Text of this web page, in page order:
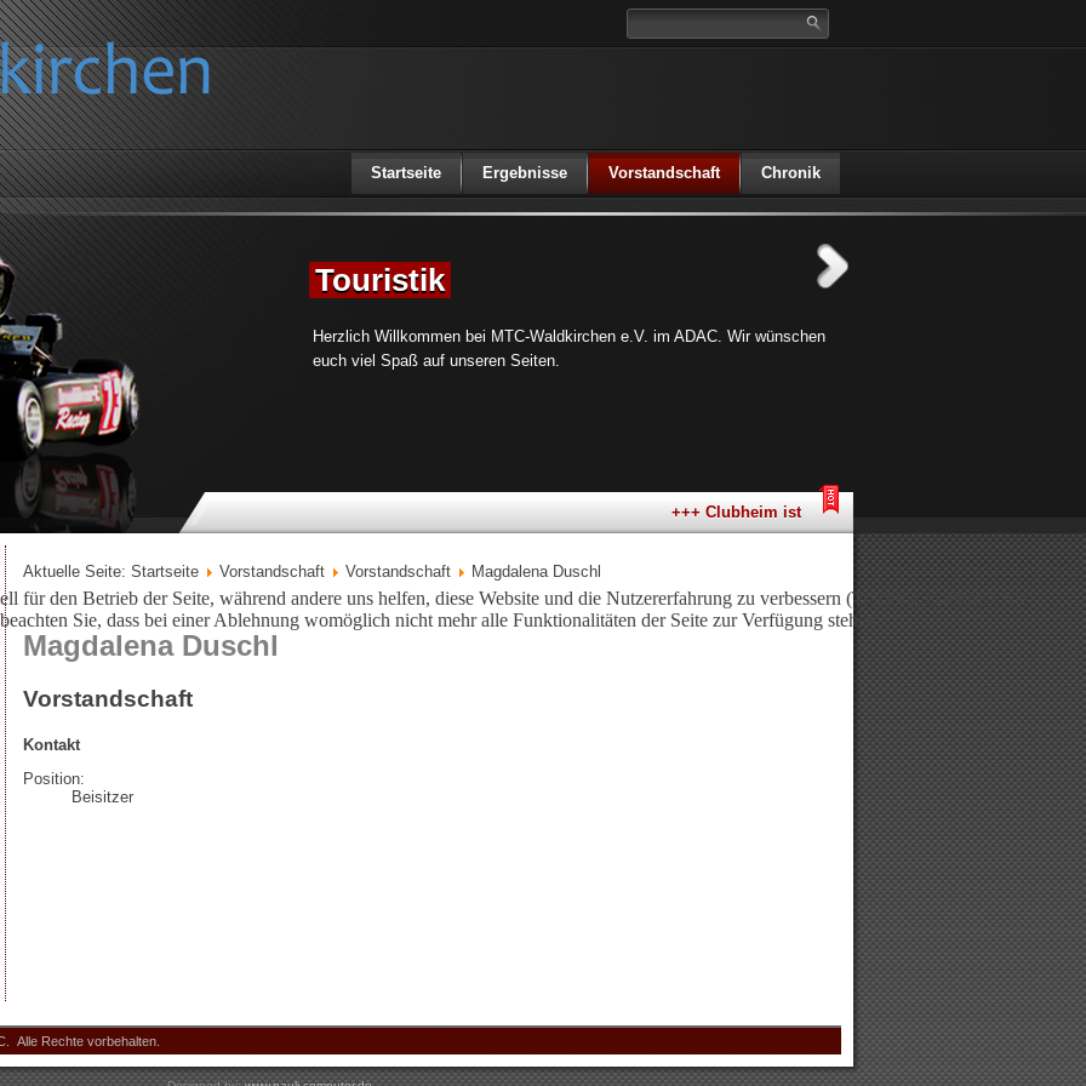
Touristik
Herzlich Willkommen bei MTC-Waldkirchen e.V. im ADAC. Wir wünschen
euch viel Spaß auf unseren Seiten.
+++ Clubheim ist jeden 1. Freitag im Monat geöffnet
Startseite Ergebnisse Vorstandschaft Chronik
Aktuelle Seite: Startseite Vorstandschaft Vorstandschaft Magdalena Duschl
Magdalena Duschl
Vorstandschaft
Kontakt
Position:
Beisitzer
Alle Rechte vorbehalten.
für den Betrieb der Seite, während andere uns helfen, diese Website und die Nutzererfahrung zu verbessern (Tracking Cookies). Sie
Sie, dass bei einer Ablehnung womöglich nicht mehr alle Funktionalitäten der Seite zur Verfügung stehen.